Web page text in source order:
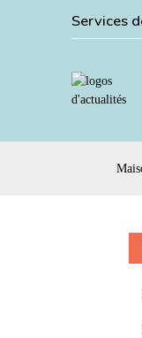
Services